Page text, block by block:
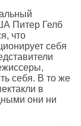
Питер Гелб
что
себя
себя. В то же
в
они ни